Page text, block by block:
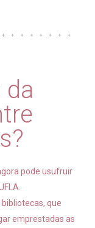
da
pode usufruir
que
emprestadas as